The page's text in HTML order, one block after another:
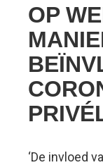
OP
‘De invloed